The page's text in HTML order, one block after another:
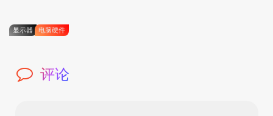
显示器 电脑硬件
评论